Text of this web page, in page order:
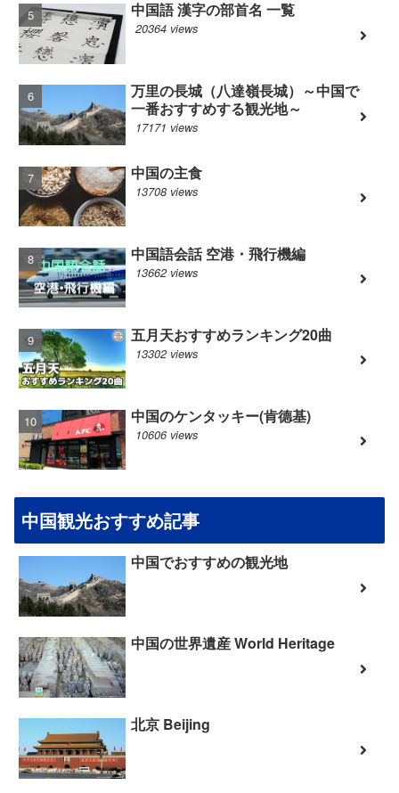
中国語 漢字の部首名 一覧
20364 views
万里の長城（八達嶺長城）～中国で
一番おすすめする観光地～
17171 views
中国の主食
13708 views
中国語会話 空港・飛行機編
13662 views
五月天おすすめランキング20曲
13302 views
中国のケンタッキー(肯德基)
10606 views
中国観光おすすめ記事
中国でおすすめの観光地
中国の世界遺産 World Heritage
北京 Beijing